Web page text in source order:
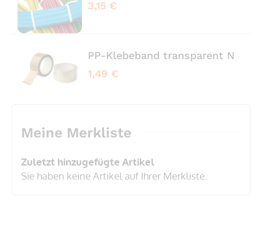
3,15 €
PP-Klebeband transparent No
1,49 €
Meine Merkliste
Zuletzt hinzugefügte Artikel
Sie haben keine Artikel auf Ihrer Merkliste.